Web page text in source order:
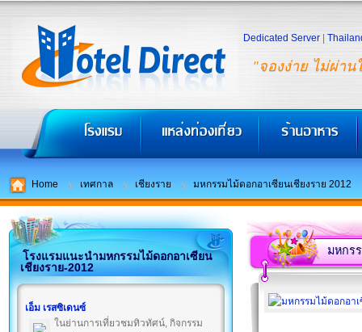
"จองง่าย ไม่ผ่าน
Dedicated Server
Home เทศกาล เชียงราย มหกรรมไม้ดอกอาเซียนเชียงราย 2012
โรงแรมแนะนำมหกรรมไม้ดอกอาเซียน
เชียงราย-2012
เอ็ม เรสซิเดนซ์
ในย่านการเที่ยวชมทิวทัศน์, กิจกรรม
มหกร